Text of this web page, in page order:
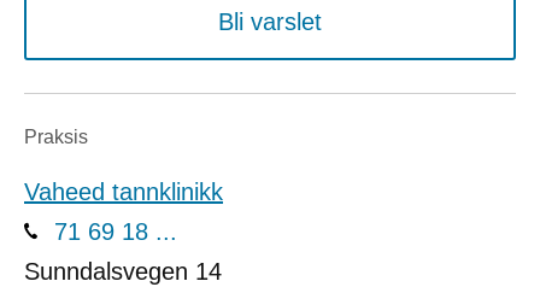
Bli varslet
Praksis
Vaheed tannklinikk
71 69 18 ...
Sunndalsvegen 14